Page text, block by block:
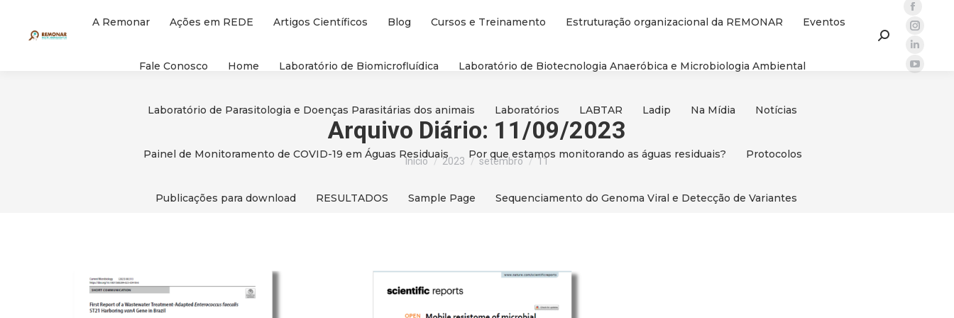
A Remonar Ações em REDE Artigos Científicos Blog Cursos e Treinamento Estruturação organizacional da REMONAR Eventos
Fale Conosco Home Laboratório de Biomicrofluídica Laboratório de Biotecnologia Anaeróbica e Microbiologia Ambiental
Laboratório de Parasitologia e Doenças Parasitárias dos animais Laboratórios LABTAR Ladip Na Mídia Notícias
Painel de Monitoramento de COVID-19 em Águas Residuais Por que estamos monitorando as águas residuais? Protocolos
Publicações para download RESULTADOS Sample Page Sequenciamento do Genoma Viral e Detecção de Variantes
Search:page
opens
in
page
opens
page
Arquivo Diário: 11/09/2023
Você está aqui:
Início 2023 setembro 11